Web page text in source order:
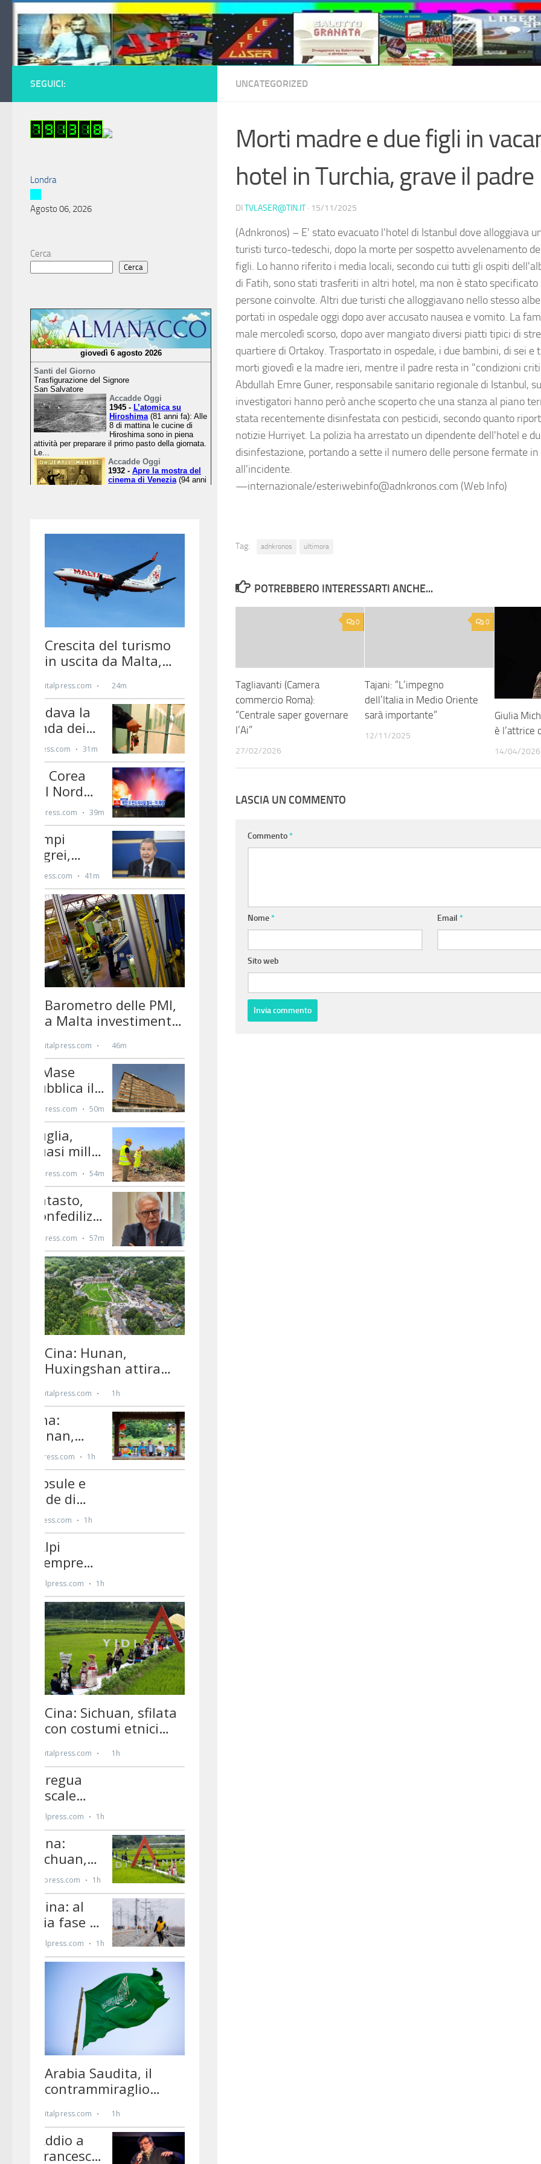
Salta al contenuto
UNCATEGORIZED
Morti madre e due figli in
hotel in Turchia, grave il padre
DI TVLASER@TIN.IT · 15/11/2025
(Adnkronos) – E' stato evacuato l'hotel di Istanbul dove alloggiava
turisti turco-tedeschi, dopo la morte per sospetto avvelenamento
figli. Lo hanno riferito i media locali, secondo cui tutti gli ospiti
di Fatih, sono stati trasferiti in altri hotel, ma non è stato specificato
persone coinvolte. Altri due turisti che alloggiavano nello stesso
portati in ospedale oggi dopo aver accusato nausea e vomito. La
male mercoledì scorso, dopo aver mangiato diversi piatti tipici di
quartiere di Ortakoy. Trasportato in ospedale, i due bambini, di sei e
morti giovedì e la madre ieri, mentre il padre resta in "condizioni
Abdullah Emre Guner, responsabile sanitario regionale di Istanbul,
investigatori hanno però anche scoperto che una stanza al piano
stata recentemente disinfestata con pesticidi, secondo quanto
notizie Hurriyet. La polizia ha arrestato un dipendente dell'hotel e
disinfestazione, portando a sette il numero delle persone fermate
all'incidente.
—internazionale/esteriwebinfo@adnkronos.com (Web Info)
Tag: adnkronos ultimora
POTREBBERO INTERESSARTI ANCHE...
0
Tagliavanti (Camera
commercio Roma):
“Centrale saper governare
l’Ai”
27/02/2026
0
Tajani: “L’impegno
dell’Italia in Medio Oriente
sarà importante”
12/11/2025
Giulia
è l’attrice
14/04/2026
LASCIA UN COMMENTO
Commento*
Nome* Email*
Sito web
SEGUICI:
Londra
Agosto 06, 2026
Cerca
Cerca